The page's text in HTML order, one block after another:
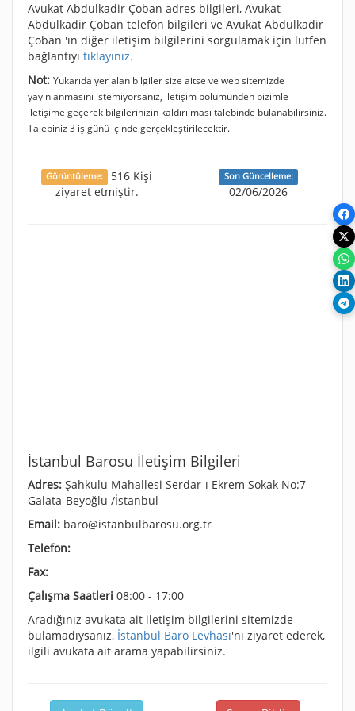
Avukat Abdulkadir Çoban adres bilgileri, Avukat
Abdulkadir Çoban telefon bilgileri ve Avukat Abdulkadir
Çoban 'ın diğer iletişim bilgilerini sorgulamak için lütfen
bağlantıyı tıklayınız.
Not: Yukarıda yer alan bilgiler size aitse ve web sitemizde
yayınlanmasını istemiyorsanız, iletişim bölümünden bizimle
iletişime geçerek bilgilerinizin kaldırılması talebinde bulanabilirsiniz.
Talebiniz 3 iş günü içinde gerçekleştirilecektir.
Görüntüleme:
516 Kişi
ziyaret etmiştir.
Son Güncelleme:
02/06/2026
İstanbul Barosu İletişim Bilgileri
Adres: Şahkulu Mahallesi Serdar-ı Ekrem Sokak No:7
Galata-Beyoğlu /İstanbul
Email: baro@istanbulbarosu.org.tr
Telefon:
Fax:
Çalışma Saatleri 08:00 - 17:00
Aradığınız avukata ait iletişim bilgilerini sitemizde
bulamadıysanız, İstanbul Baro Levhası'nı ziyaret ederek,
ilgili avukata ait arama yapabilirsiniz.